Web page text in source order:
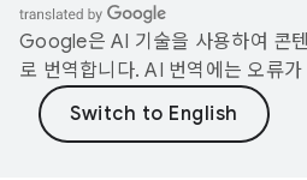
Google은 AI 기술을 사용하여 콘
로 번역합니다. AI 번역에는 오류